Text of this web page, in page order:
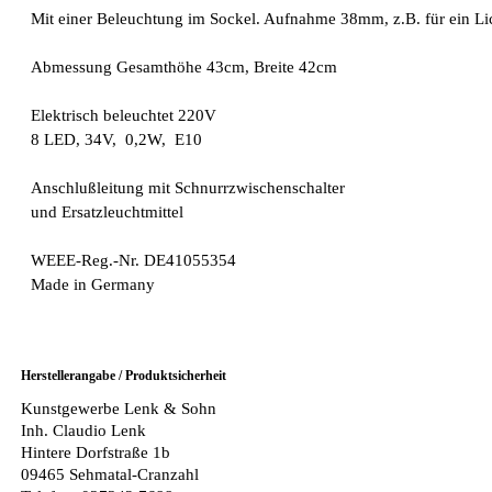
Mit einer Beleuchtung im Sockel. Aufnahme 38mm, z.B. für ein
Abmessung Gesamthöhe 43cm, Breite 42cm
Elektrisch beleuchtet 220V
8 LED, 34V, 0,2W, E10
Anschlußleitung mit Schnurrzwischenschalter
und Ersatzleuchtmittel
WEEE-Reg.-Nr. DE41055354
Made in Germany
Herstellerangabe / Produktsicherheit
Kunstgewerbe Lenk & Sohn
Inh. Claudio Lenk
Hintere Dorfstraße 1b
09465 Sehmatal-Cranzahl